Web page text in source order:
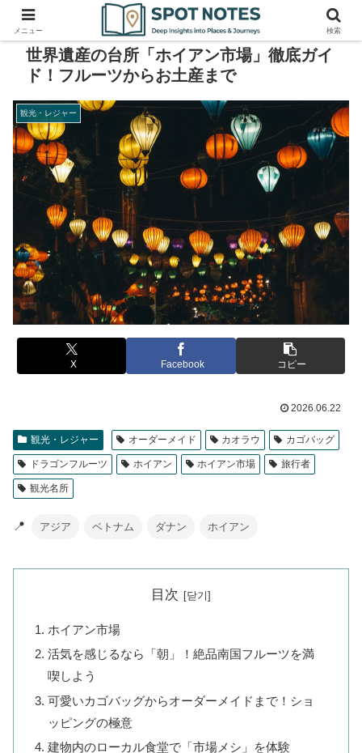
世界遺産の台所「ホイアン市場」徹底ガイ
ド！フルーツからお土産まで
観光・レジャー
X Facebook コピー
2026.06.22
観光・レジャー オーダーメイド カオラウ カゴバッグ
ドラゴンフルーツ ホイアン ホイアン市場 旅行者
観光名所
📍 アジア ベトナム ダナン ホイアン
目次
ホイアン市場
活気を感じるなら「朝」！絶品南国フルーツを満
喫しよう
可愛いカゴバッグからオーダーメイドまで！ショ
ッピングの極意
建物内のローカル食堂で「市場メシ」を体験
メニュー 検索